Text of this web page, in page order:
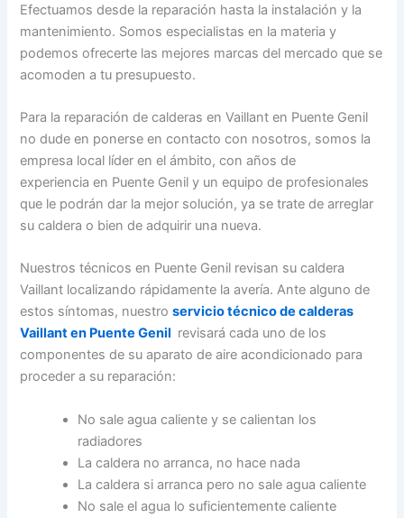
Efectuamos desde la reparación hasta la instalación y la
mantenimiento. Somos especialistas en la materia y
podemos ofrecerte las mejores marcas del mercado que se
acomoden a tu presupuesto.
Para la reparación de calderas en Vaillant en Puente Genil
no dude en ponerse en contacto con nosotros, somos la
empresa local líder en el ámbito, con años de
experiencia en Puente Genil y un equipo de profesionales
que le podrán dar la mejor solución, ya se trate de arreglar
su caldera o bien de adquirir una nueva.
Nuestros técnicos en Puente Genil revisan su caldera
Vaillant localizando rápidamente la avería. Ante alguno de
estos síntomas, nuestroservicio técnico de calderas
Vaillant en Puente Genil revisará cada uno de los
componentes de su aparato de aire acondicionado para
proceder a su reparación:
No sale agua caliente y se calientan los
radiadores
La caldera no arranca, no hace nada
La caldera si arranca pero no sale agua caliente
No sale el agua lo suficientemente caliente